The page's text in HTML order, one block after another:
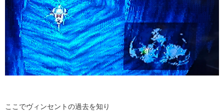
ここでヴィンセントの過去を知り